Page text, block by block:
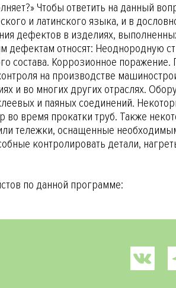
Чтобы ответить на данный
и латинского языка, и в
дефектов в изделиях,
дефектам относят: Неоднородную
состава. Коррозионное поражение.
на производстве
и во многих других отраслях.
и паяных соединений.
время прокатки труб. Также
тележки, оснащенные
контролировать детали,
по данной программе: